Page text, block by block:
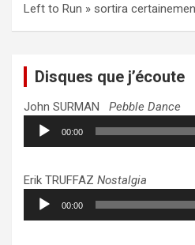
Left to Run » sortira
Disques que j’écoute
John SURMAN Pebble Dance
Lecteur
audio
00:00
Erik TRUFFAZ Nostalgia
Lecteur
audio
00:00